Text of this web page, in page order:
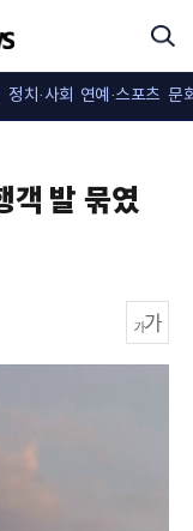
정치·사회 연예·스포츠 문
객 발 묶였